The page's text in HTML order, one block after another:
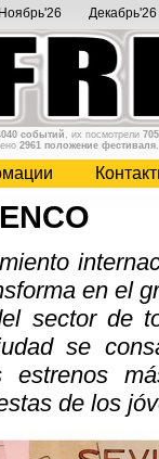
Ноябрь'26 Декабрь'26
событий, их посмотрели
2961 положение фестиваля
en el
sector de
se
estrenos
de los